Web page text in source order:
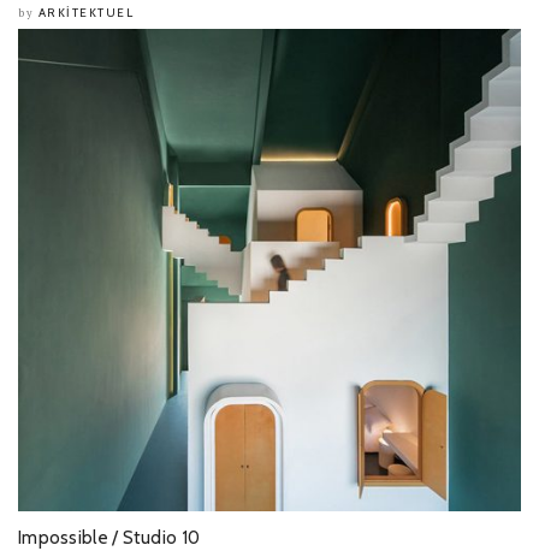
by ARKITEKTUEL
Impossible / Studio 10